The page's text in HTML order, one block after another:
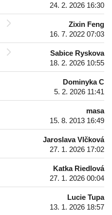
24. 2. 2026 16:30
Zixin Feng
16. 7. 2022 07:03
Sabice Ryskova
18. 2. 2026 10:55
Dominyka C
5. 2. 2026 11:41
masa
15. 8. 2013 16:49
Jaroslava Vlčková
27. 1. 2026 17:02
Katka Riedlová
27. 1. 2026 00:04
Lucie Tupa
13. 1. 2026 18:57